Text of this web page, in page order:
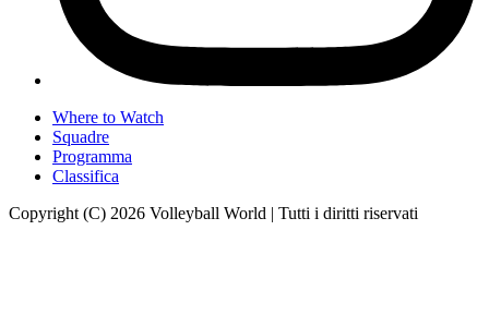
Where to Watch
Squadre
Programma
Classifica
Copyright (C) 2026 Volleyball World | Tutti i diritti riservati